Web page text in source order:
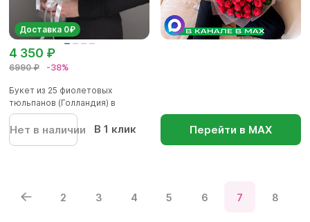
Доставка 0₽
6990 ₽ -38%
4 350 ₽
Букет из 25 фиолетовых
тюльпанов (Голландия) в
корейско...
Нет в наличии В 1 клик Перейти в МАХ
2 3 4 5 6 7 8